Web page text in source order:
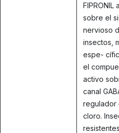
FIPRONIL
sobre el
nervioso
insectos,
espe-
el
activo
canal
regulador
cloro.